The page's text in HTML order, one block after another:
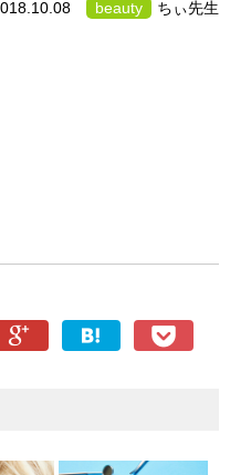
beauty ちぃ先生